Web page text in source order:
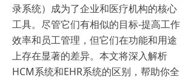
录系统）成为了企业和医疗机构的核心
工具。尽管它们有相似的目标-提高工作
效率和员工管理，但它们在功能和用途
上存在显著的差异。本文将深入解析
HCM系统和EHR系统的区别，帮助你全